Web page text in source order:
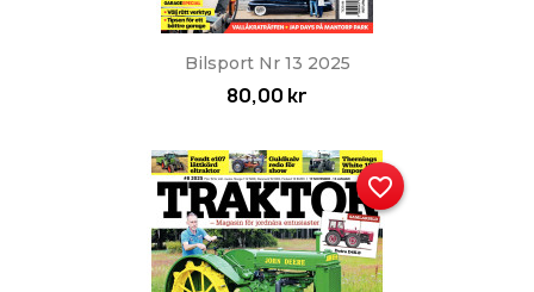
Bilsport Nr 13 2025
80,00 kr
favorite_border